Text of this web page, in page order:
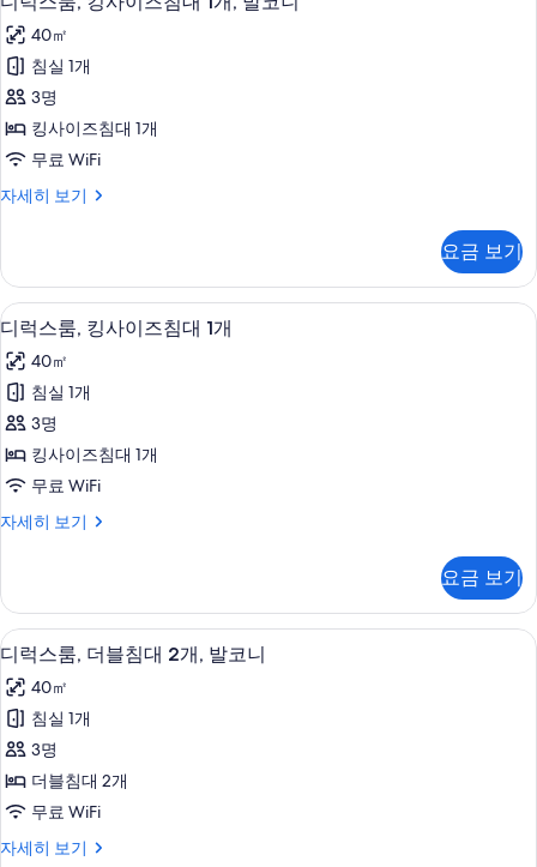
모
두
보
기
실
개
자
세
히
보
기
럭
스
룸,
킹
사
즈
대
개,
발
코
니
사
진
모
기
40㎡
침실 1개
3명
킹사이즈침대 1개
무료 WiFi
자세히 보기
디
킹
사
이
즈
침
대
개,
발
코
니
자
기
요금 보기
디
럭
스
룸,
킹
사
즈
대
개
사
진
모
두
보
기
미니바, 객실 내 금고, 책상, 다리미/다
8
디럭스룸, 킹사이즈침대 1개
40㎡
침실 1개
3명
킹사이즈침대 1개
무료 WiFi
자세히 보기
디
킹
사
이
즈
침
대
개
자
세
히
보
요금 보기
디
럭
스
룸,
더
블
대
디럭스룸, 더블침대 2개, 발코니 | 미
6
디럭스룸, 더블침대 2개, 발코니
40㎡
침실 1개
3명
더블침대 2개
무료 WiFi
자세히 보기
디